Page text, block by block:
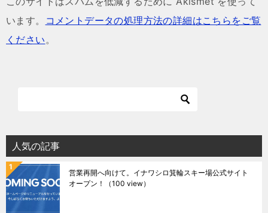
います。
コメントデータの処理方法の詳細はこちらをご覧
ください。
人気の記事
営業再開へ向けて。イナワシロ箕輪スキー場公式サイト
オープン！
（100 view）